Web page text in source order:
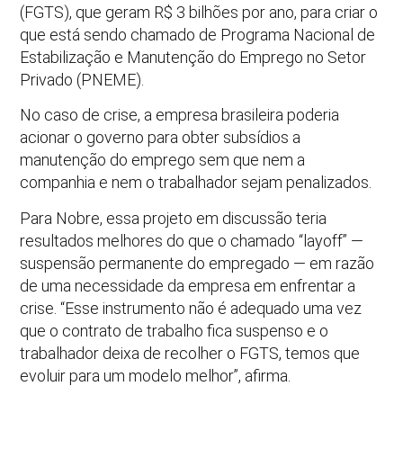
(FGTS), que geram R$ 3 bilhões por ano, para criar o
que está sendo chamado de Programa Nacional de
Estabilização e Manutenção do Emprego no Setor
Privado (PNEME).
No caso de crise, a empresa brasileira poderia
acionar o governo para obter subsídios a
manutenção do emprego sem que nem a
companhia e nem o trabalhador sejam penalizados.
Para Nobre, essa projeto em discussão teria
resultados melhores do que o chamado “layoff” —
suspensão permanente do empregado — em razão
de uma necessidade da empresa em enfrentar a
crise. “Esse instrumento não é adequado uma vez
que o contrato de trabalho fica suspenso e o
trabalhador deixa de recolher o FGTS, temos que
evoluir para um modelo melhor”, afirma.